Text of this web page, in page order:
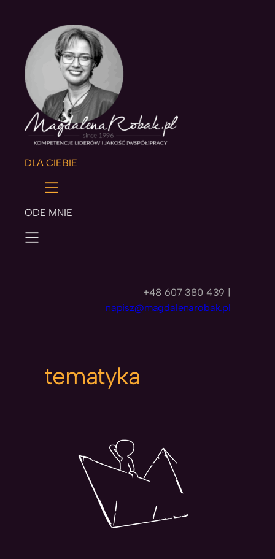
DLA CIEBIE
ODE MNIE
+48 607 380 439 |
napisz@magdalenarobak.pl
tematyka